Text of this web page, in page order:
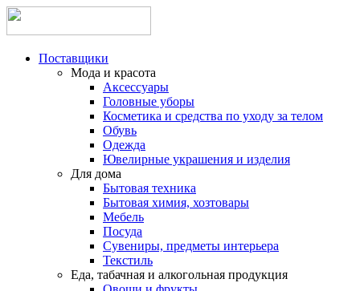
Поставщики
Мода и красота
Аксессуары
Головные уборы
Косметика и средства по уходу за телом
Обувь
Одежда
Ювелирные украшения и изделия
Для дома
Бытовая техника
Бытовая химия, хозтовары
Мебель
Посуда
Сувениры, предметы интерьера
Текстиль
Еда, табачная и алкогольная продукция